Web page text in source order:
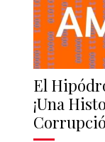
El
¡Una